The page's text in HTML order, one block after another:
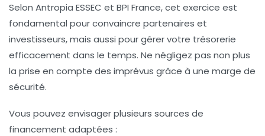
Selon Antropia ESSEC et BPI France, cet exercice est
fondamental pour convaincre partenaires et
investisseurs, mais aussi pour gérer votre trésorerie
efficacement dans le temps. Ne négligez pas non plus
la prise en compte des imprévus grâce à une marge de
sécurité.
Vous pouvez envisager plusieurs sources de
financement adaptées :